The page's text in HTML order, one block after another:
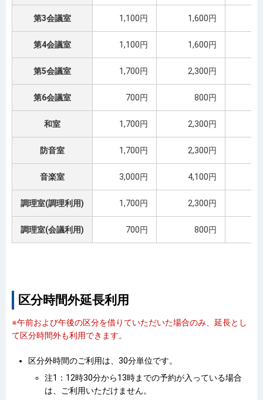
第3会議室 1,100円 1,600円
第4会議室 1,100円 1,600円
第5会議室 1,700円 2,300円
第6会議室 700円 800円
和室 1,700円 2,300円
防音室 1,700円 2,300円
音楽室 3,000円 4,100円
調理室(調理利用) 1,700円 2,300円
調理室(会議利用) 700円 800円
区分時間外延長利用
※午前および午後の区分を借りていただいた場合のみ、延長とし
て区分時間外も利用できます。
区分外時間のご利用は、30分単位です。
注1：12時30分から13時までの予約が入っている場合
は、ご利用いただけません。